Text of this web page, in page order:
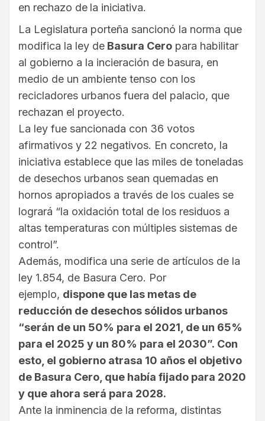
en rechazo de la iniciativa.
La Legislatura porteña sancionó la norma que
modifica la ley de Basura Cero para habilitar
al gobierno a la incieración de basura, en
medio de un ambiente tenso con los
recicladores urbanos fuera del palacio, que
rechazan el proyecto.
La ley fue sancionada con 36 votos
afirmativos y 22 negativos. En concreto, la
iniciativa establece que las miles de toneladas
de desechos urbanos sean quemadas en
hornos apropiados a través de los cuales se
logrará “la oxidación total de los residuos a
altas temperaturas con múltiples sistemas de
control”.
Además, modifica una serie de artículos de la
ley 1.854, de Basura Cero. Por
ejemplo, dispone que las metas de
reducción de desechos sólidos urbanos
“serán de un 50% para el 2021, de un 65%
para el 2025 y un 80% para el 2030”. Con
esto, el gobierno atrasa 10 años el objetivo
de Basura Cero, que había fijado para 2020
y que ahora será para 2028.
Ante la inminencia de la reforma, distintas